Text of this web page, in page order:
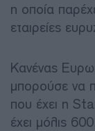
η οποία
εταιρείες
Κανένας
μπορούσε να
που έχει η
έχει μόλις